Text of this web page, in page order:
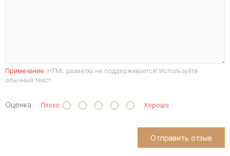
Примечание: HTML разметка не поддерживается! Используйте
обычный текст.
Оценка: Плохо Хорошо
Отправить отзыв